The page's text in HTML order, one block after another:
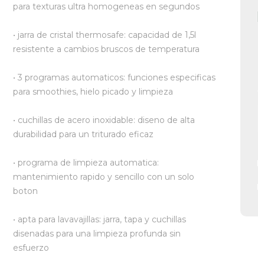
para texturas ultra homogeneas en segundos
• jarra de cristal thermosafe: capacidad de 1,5l
resistente a cambios bruscos de temperatura
• 3 programas automaticos: funciones especificas
para smoothies, hielo picado y limpieza
• cuchillas de acero inoxidable: diseno de alta
durabilidad para un triturado eficaz
• programa de limpieza automatica:
mantenimiento rapido y sencillo con un solo
boton
• apta para lavavajillas: jarra, tapa y cuchillas
disenadas para una limpieza profunda sin
esfuerzo